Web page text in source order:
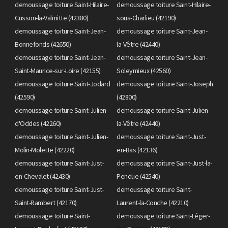
demoussage toiture Saint-Hilaire-
Cusson-la-Valmitte (42380)
demoussage toiture Saint-Hilaire-
sous-Charlieu (42190)
demoussage toiture Saint-Jean-
Bonnefonds (42650)
demoussage toiture Saint-Jean-
la-Vêtre (42440)
demoussage toiture Saint-Jean-
Saint-Maurice-sur-Loire (42155)
demoussage toiture Saint-Jean-
Soleymieux (42560)
demoussage toiture Saint-Jodard
(42590)
demoussage toiture Saint-Joseph
(42800)
demoussage toiture Saint-Julien-
d'Oddes (42260)
demoussage toiture Saint-Julien-
la-Vêtre (42440)
demoussage toiture Saint-Julien-
Molin-Molette (42220)
demoussage toiture Saint-Just-
en-Bas (42136)
demoussage toiture Saint-Just-
en-Chevalet (42430)
demoussage toiture Saint-Just-la-
Pendue (42540)
demoussage toiture Saint-Just-
Saint-Rambert (42170)
demoussage toiture Saint-
Laurent-la-Conche (42210)
demoussage toiture Saint-
demoussage toiture Saint-Léger-